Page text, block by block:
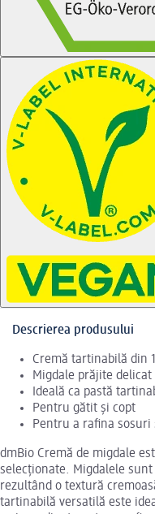
Descrierea produsului
Cremă tartinabilă din
Migdale prăjite
Ideală ca pastă
Pentru gătit și copt
Pentru a rafina sosuri
dmBio Cremă de migdale
selecționate. Migdalele
rezultând o textură
tartinabilă versatilă este